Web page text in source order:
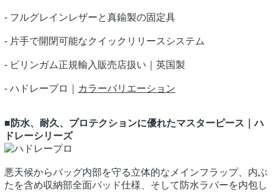
- フルグレインレザーと真鍮製の固定具
- 片手で開閉可能なクイックリリースシステム
- ビリンガム正規輸入販売店扱い｜英国製
- ハドレープロ｜ カラーバリエーション
■防水、耐久、プロテクションに優れたマスターピース｜ハ
ドレーシリーズ
悪天候からバッグ内部を守る立体的なメインフラップ、内ぶ
たを含め収納部全面パッド仕様、そして防水ラバーを内包し